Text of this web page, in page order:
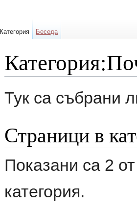
Тук са събрани
Страници в
Показани са 2
категория.
Категория Беседа